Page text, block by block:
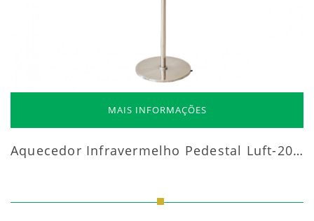
MAIS INFORMAÇÕES
Aquecedor Infravermelho Pedestal Luft-20000